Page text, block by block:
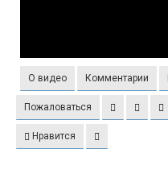
О видео Комментарии
Пожаловаться
Нравится